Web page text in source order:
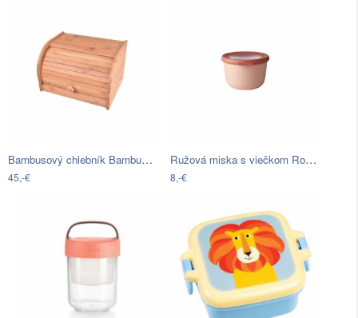
Bambusový chlebník Bambum Vitalis Bread…
45,-€
Ružová miska s viečkom Rosti Mepal…
8,-€